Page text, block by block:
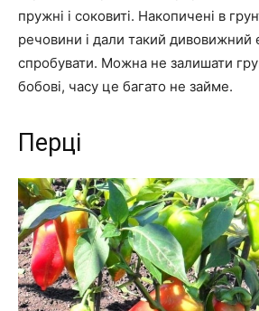
пружні і соковиті. Накопичені в
речовини і дали такий дивовижний
спробувати. Можна не залишати
бобові, часу це багато не займе.
Перці